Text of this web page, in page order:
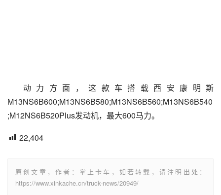
动力方面，这款车搭载西安康明斯
M13NS6B600;M13NS6B580;M13NS6B560;M13NS6B540
;M12NS6B520Plus发动机，最大600马力。
22,404
原创文章，作者：掌上卡车，如若转载，请注明出处：
https://www.xinkache.cn/truck-news/20949/